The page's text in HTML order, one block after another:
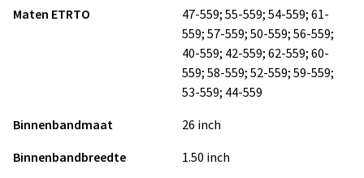
Maten ETRTO
47-559; 55-559; 54-559; 61-
559; 57-559; 50-559; 56-559;
40-559; 42-559; 62-559; 60-
559; 58-559; 52-559; 59-559;
53-559; 44-559
Binnenbandmaat
26 inch
Binnenbandbreedte
1.50 inch